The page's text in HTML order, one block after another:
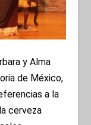
y Alma
de México,
a la
cerveza